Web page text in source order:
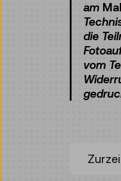
am
die
vom